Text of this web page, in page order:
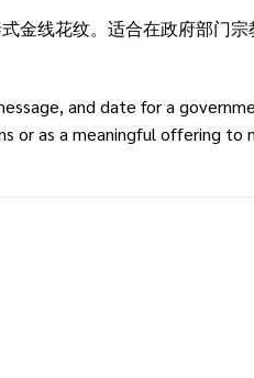
金线花纹。适合在政府部门
and date for a
or as a meaningful offering to